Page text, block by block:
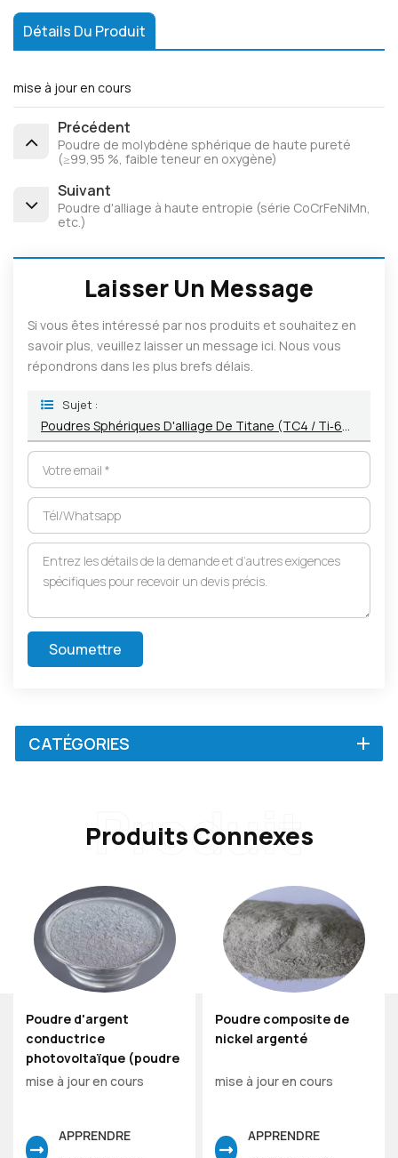
Détails Du Produit
mise à jour en cours
Précédent
Poudre de molybdène sphérique de haute pureté
(≥99,95 %, faible teneur en oxygène)
Suivant
Poudre d'alliage à haute entropie (série CoCrFeNiMn,
etc.)
Laisser Un Message
Si vous êtes intéressé par nos produits et souhaitez en
savoir plus, veuillez laisser un message ici. Nous vous
répondrons dans les plus brefs délais.
Sujet :
Poudres Sphériques D'alliage De Titane (TC4 / Ti‑6Al‑4V, Etc.)
Soumettre
CATÉGORIES
Produits Connexes
Produit
Poudre d'argent
conductrice
photovoltaïque (poudre
d'argent PV)
mise à jour en cours
APPRENDRE
Poudre composite de
nickel argenté
mise à jour en cours
APPRENDRE